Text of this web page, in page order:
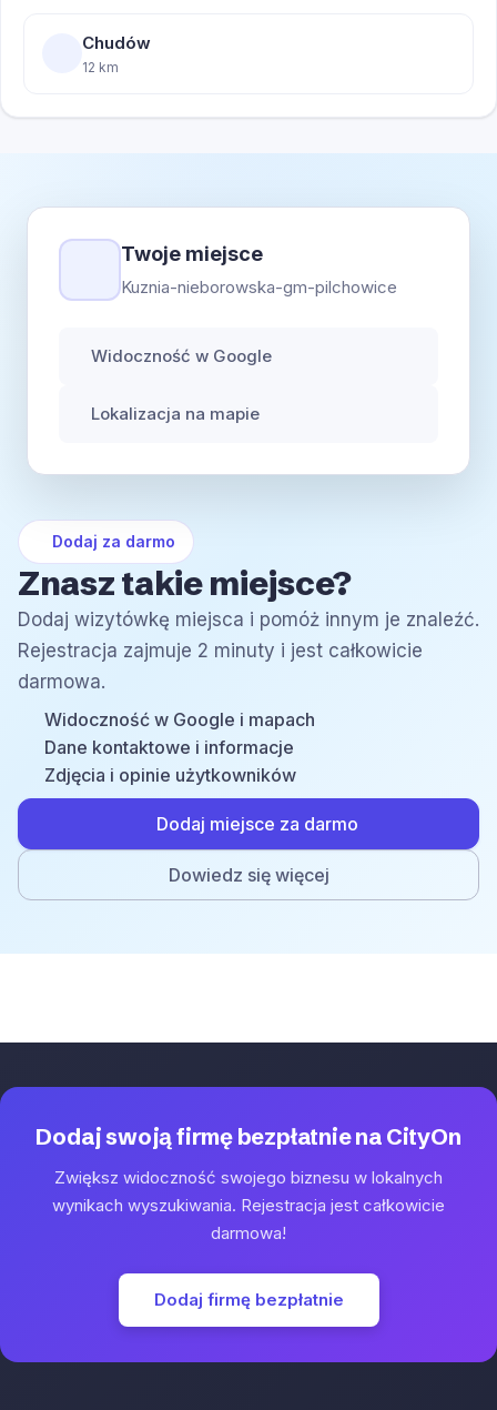
Chudów
12 km
Dodaj za darmo
Znasz takie miejsce?
Dodaj wizytówkę miejsca i pomóż innym je znaleźć.
Rejestracja zajmuje 2 minuty i jest całkowicie
darmowa.
Widoczność w Google i mapach
Dane kontaktowe i informacje
Zdjęcia i opinie użytkowników
Dodaj miejsce za darmo
Dowiedz się więcej
Twoje miejsce
Kuznia-nieborowska-gm-pilchowice
Widoczność w Google
Lokalizacja na mapie
Dodaj swoją firmę bezpłatnie na CityOn
Zwiększ widoczność swojego biznesu w lokalnych
wynikach wyszukiwania. Rejestracja jest całkowicie
darmowa!
Dodaj firmę bezpłatnie